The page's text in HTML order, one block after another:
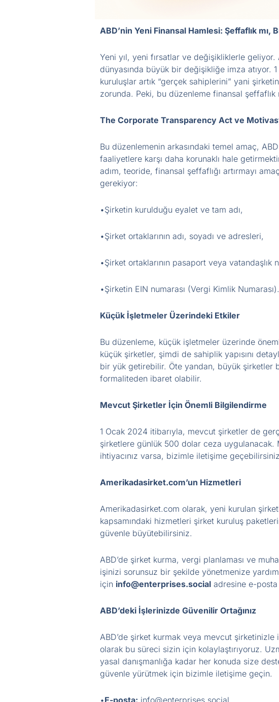
ABD’nin Yeni Finansal Hamlesi: Şeffaflık
Yeni yıl, yeni fırsatlar ve değişikliklerle geliyor.
dünyasında büyük bir değişikliğe imza atıyor.
kuruluşlar artık “gerçek sahiplerini” yani
zorunda. Peki, bu düzenleme finansal
The Corporate Transparency Act ve
Bu düzenlemenin arkasındaki temel amaç,
faaliyetlere karşı daha korunaklı hale
adım, teoride, finansal şeffaflığı artırmayı
gerekiyor:
•Şirketin kurulduğu eyalet ve tam adı,
•Şirket ortaklarının adı, soyadı ve adresleri,
•Şirket ortaklarının pasaport veya
•Şirketin EIN numarası (Vergi Kimlik Numarası).
Küçük İşletmeler Üzerindeki Etkiler
Bu düzenleme, küçük işletmeler üzerinde
küçük şirketler, şimdi de sahiplik yapısını
bir yük getirebilir. Öte yandan, büyük şirketler
formaliteden ibaret olabilir.
Mevcut Şirketler İçin Önemli Bilgilendirme
1 Ocak 2024 itibarıyla, mevcut şirketler de
şirketlere günlük 500 dolar ceza
ihtiyacınız varsa, bizimle iletişime
Amerikadasirket.com’un Hizmetleri
Amerikadasirket.com olarak, yeni kurulan
kapsamındaki hizmetleri şirket kuruluş
güvenle büyütebilirsiniz.
ABD’de şirket kurma, vergi planlaması ve
işinizi sorunsuz bir şekilde yönetmenize
için info@enterprises.social adresine e-
ABD’deki İşlerinizde Güvenilir Ortağınız
ABD’de şirket kurmak veya mevcut
olarak bu süreci sizin için kolaylaştırıyoruz.
yasal danışmanlığa kadar her konuda size
güvenle yürütmek için bizimle iletişime geçin.
•E-posta: info@enterprises.social